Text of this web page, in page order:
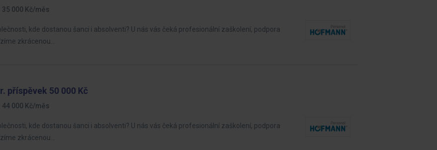
35 000 Kč/měs
kde dostanou šanci i absolventi? U nás vás čeká profesionální zaškolení, podpora
zkrácenou…
příspěvek 50 000 Kč
44 000 Kč/měs
kde dostanou šanci i absolventi? U nás vás čeká profesionální zaškolení, podpora
zkrácenou…